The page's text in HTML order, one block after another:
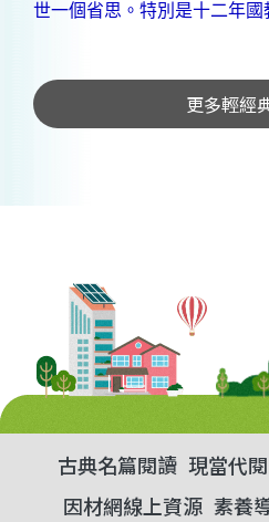
世一個省思。特別是十二年國
更多輕經
古典名篇閱讀 現當代
因材網線上資源 素養